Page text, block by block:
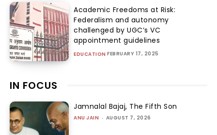
Academic Freedoms at Risk:
Federalism and autonomy
challenged by UGC’s VC
appointment guidelines
EDUCATION FEBRUARY 17, 2025
IN FOCUS
Jamnalal Bajaj, The Fifth Son
ANU JAIN - AUGUST 7, 2026